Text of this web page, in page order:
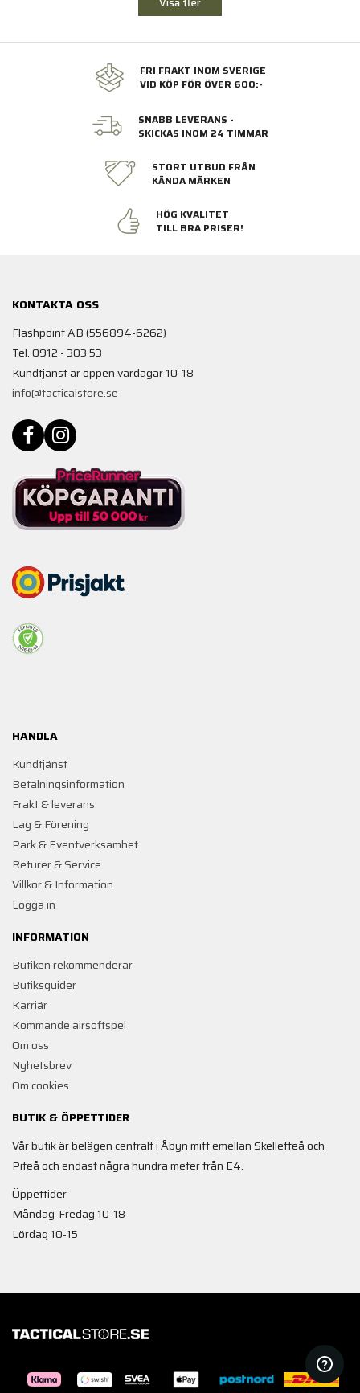
FRI FRAKT INOM SVERIGE
VID KÖP FÖR ÖVER 600:-
SNABB LEVERANS -
SKICKAS INOM 24 TIMMAR
STORT UTBUD FRÅN
KÄNDA MÄRKEN
HÖG KVALITET
TILL BRA PRISER!
KONTAKTA OSS
Flashpoint AB (556894-6262)
Tel. 0912 - 303 53
Kundtjänst är öppen vardagar 10-18
info@tacticalstore.se
HANDLA
Kundtjänst
Betalningsinformation
Frakt & leverans
Lag & Förening
Park & Eventverksamhet
Returer & Service
Villkor & Information
Logga in
INFORMATION
Butiken rekommenderar
Butiksguider
Karriär
Kommande airsoftspel
Om oss
Nyhetsbrev
Om cookies
BUTIK & ÖPPETTIDER
Vår butik är belägen centralt i Åbyn mitt emellan Skellefteå och
Piteå och endast några hundra meter från E4.
Öppettider
Måndag-Fredag 10-18
Lördag 10-15